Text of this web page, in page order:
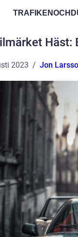
Häst:
2023 Jon